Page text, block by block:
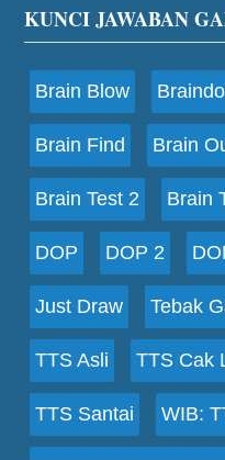
Footer
KUNCI JAWABAN
Brain Blow
Brain Find Brain
Brain Test 2 Brain
DOP DOP 2
Just Draw Tebak
TTS Asli TTS Cak
TTS Santai WIB: